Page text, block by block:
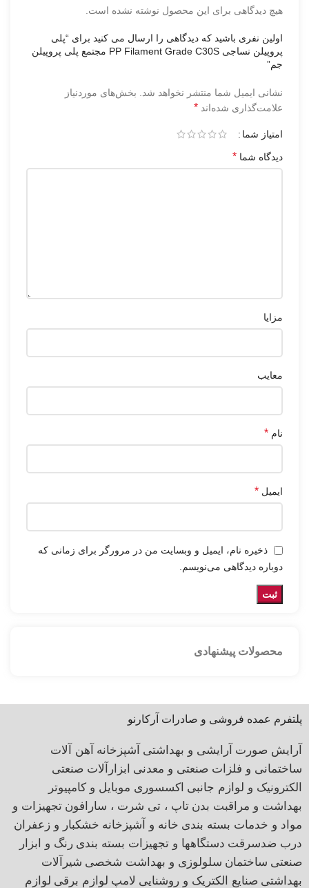
هیچ دیدگاهی برای این محصول نوشته نشده است.
اولین نفری باشید که دیدگاهی را ارسال می کنید برای “پلی
پروپیلن نساجی PP Filament Grade C30S مجتمع پلی پروپیلن
جم”
نشانی ایمیل شما منتشر نخواهد شد.
بخش‌های موردنیاز
علامت‌گذاری شده‌اند *
امتیاز شما
دیدگاه شما *
مزایا
معایب
نام *
ایمیل *
ذخیره نام، ایمیل و وبسایت من در مرورگر برای زمانی که
دوباره دیدگاهی می‌نویسم.
محصولات پیشنهادی
پلتفرم عمده فروشی و صادرات آرکارنو
آرایش صورت آرایشی و بهداشتی آشپزخانه آهن آلات
ساختمانی و فلزات صنعتی و معدنی ابزارآلات صنعتی
الکترونیک و لوازم جانبی اکسسوری موبایل و کامپیوتر
بهداشت و مراقبت بدن تاپ ، تی شرت ، سارافون تجهیزات و
مواد و خدمات بسته بندی خانه و آشپزخانه خشکبار و زعفران
درب ضدسرقت دستگاهها و تجهیزات بسته بندی رنگ و ابزار
صنعتی ساختمان سلولوزی و بهداشت شخصی شیرآلات
بهداشتی صنایع الکتریک و روشنایی لامپ لوازم برقی لوازم